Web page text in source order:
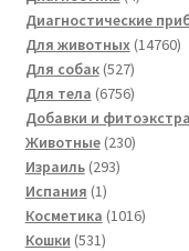
товара
Диагностические
Для животных 14760
Для собак 527527
товаров
Для тела 67566756
товаров
Добавки и
Животные 230230
Израиль 293293
Испания 11
товар
Косметика 10161016
Кошки 531531